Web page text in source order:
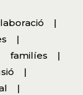
familíes